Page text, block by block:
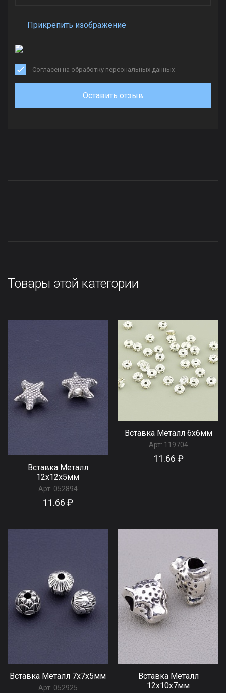
Прикрепить изображение
Согласен на обработку персональных данных
Оставить отзыв
Товары этой категории
Вставка Металл
12x12x5мм
Арт: 052894
11.66 ₽
Вставка Металл 6x6мм
Арт: 119704
11.66 ₽
Вставка Металл 7x7x5мм
Арт: 052925
Вставка Металл
12x10x7мм